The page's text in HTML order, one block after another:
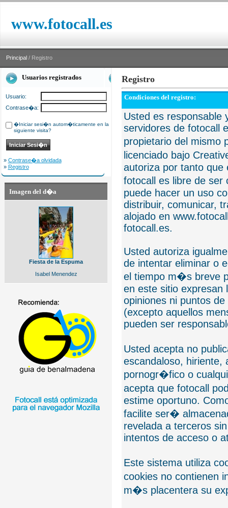
www.fotocall.es
Principal / Registro
Usuarios registrados
Usuario:
Contrase�a:
�Iniciar sesi�n autom�ticamente en la
siguiente visita?
» Contrase�a olvidada
» Registro
Imagen del d�a
Fiesta de la Espuma
Isabel Menendez
Registro
Condiciones del registro:
Usted es responsable
servidores de fotocall
propietario del mismo
licenciado bajo
autoriza por tanto que
fotocall es libre de
puede hacer un uso
distribuir, comunicar,
alojado en
fotocall.es.
Usted autoriza
de intentar eliminar o
el tiempo m�s breve
en este sitio expresan
opiniones ni puntos
(excepto aquellos
pueden ser
Usted acepta no
escandaloso, hiriente,
pornogr�fico o
acepta que fotocall
estime oportuno.
facilite ser�
revelada a terceros
intentos de acceso o
Este sistema utiliza
cookies no contienen
m�s placentera su